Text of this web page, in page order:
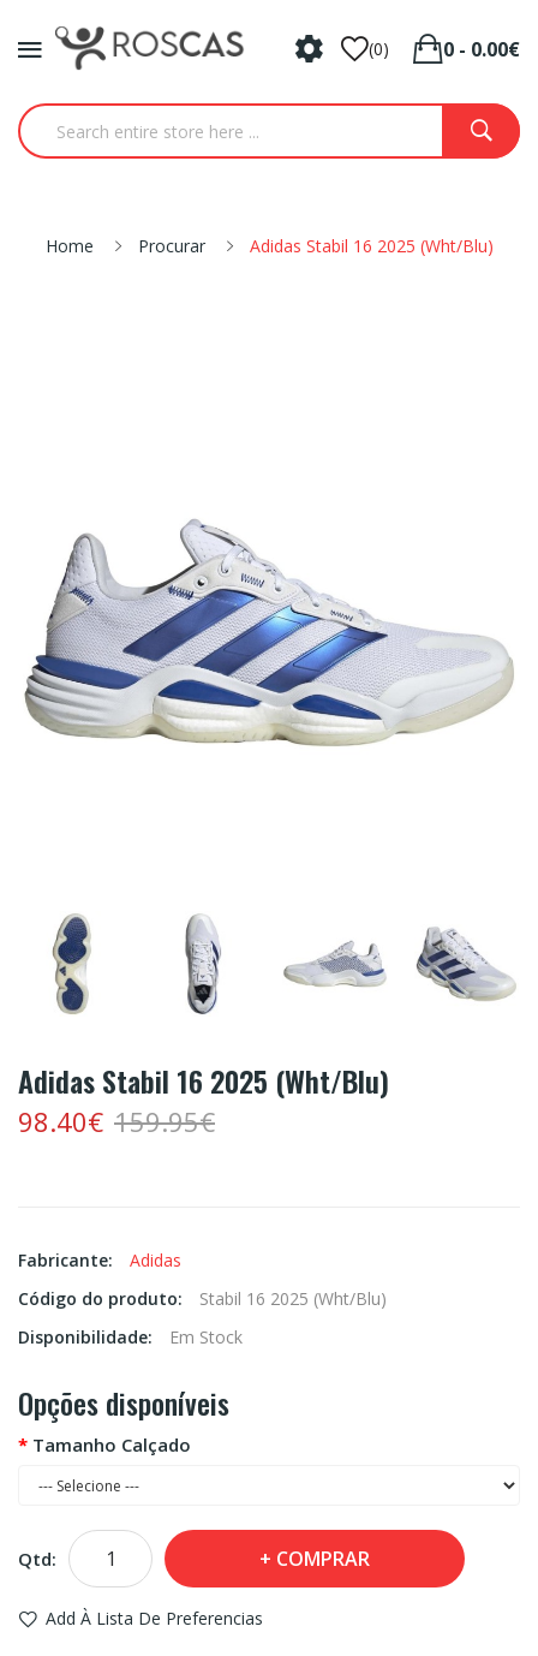
(0) 0 - 0.00€
Home Procurar Adidas Stabil 16 2025 (Wht/Blu)
Adidas Stabil 16 2025 (Wht/Blu)
98.40€ 159.95€
Fabricante:
Adidas
Código do produto:
Stabil 16 2025 (Wht/Blu)
Disponibilidade:
Em Stock
Opções disponíveis
Tamanho Calçado
Qtd: COMPRAR
Add À Lista De Preferencias